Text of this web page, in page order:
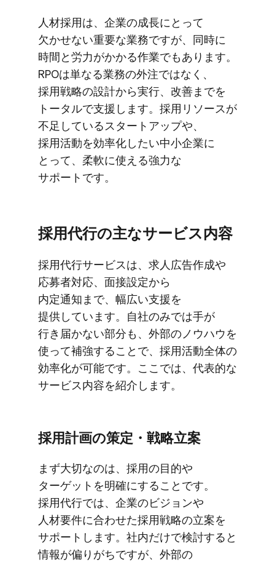
人材採用は、​企業の​成長に​とって​
欠かせない​重要な​業務ですが、​同時に​
時間と​労力が​かかる​作業でもあります。​
RPOは​単なる​業務の​外注ではなく、​
採用戦略の​設計から​実行、​改善までを​
トータルで​支援します。​採用リソースが​
不足している​スタートアップや、​
採用活動を​効率化したい​中​小企業に​
とって、​柔軟に​使える​強力な​
サポートです。
採用代行の​主な​サービス内容
採用代行サービスは、​求人​広告作成や​
応募者対応、​面接設定から​
内定通知まで、​幅広い​支援を​
提供しています。​自社のみでは​手が​
行き届かない​部​分も、​外部の​ノウハウを​
使って​補強する​ことで、​採用活動全体の​
効率化が​可能です。​ここでは、​代表的な​
サービス内容を​紹介します。
採用計画の​策定・戦略立案
まず​大切なのは、​採用の​目的や​
ターゲットを​明確に​する​ことです。​
採用代行では、​企業の​ビジョンや​
人材要件に​合わせた​採用戦略の​立案を​
サポートします。​社内だけで​検討すると​
情報が​偏りがちですが、​外部の​